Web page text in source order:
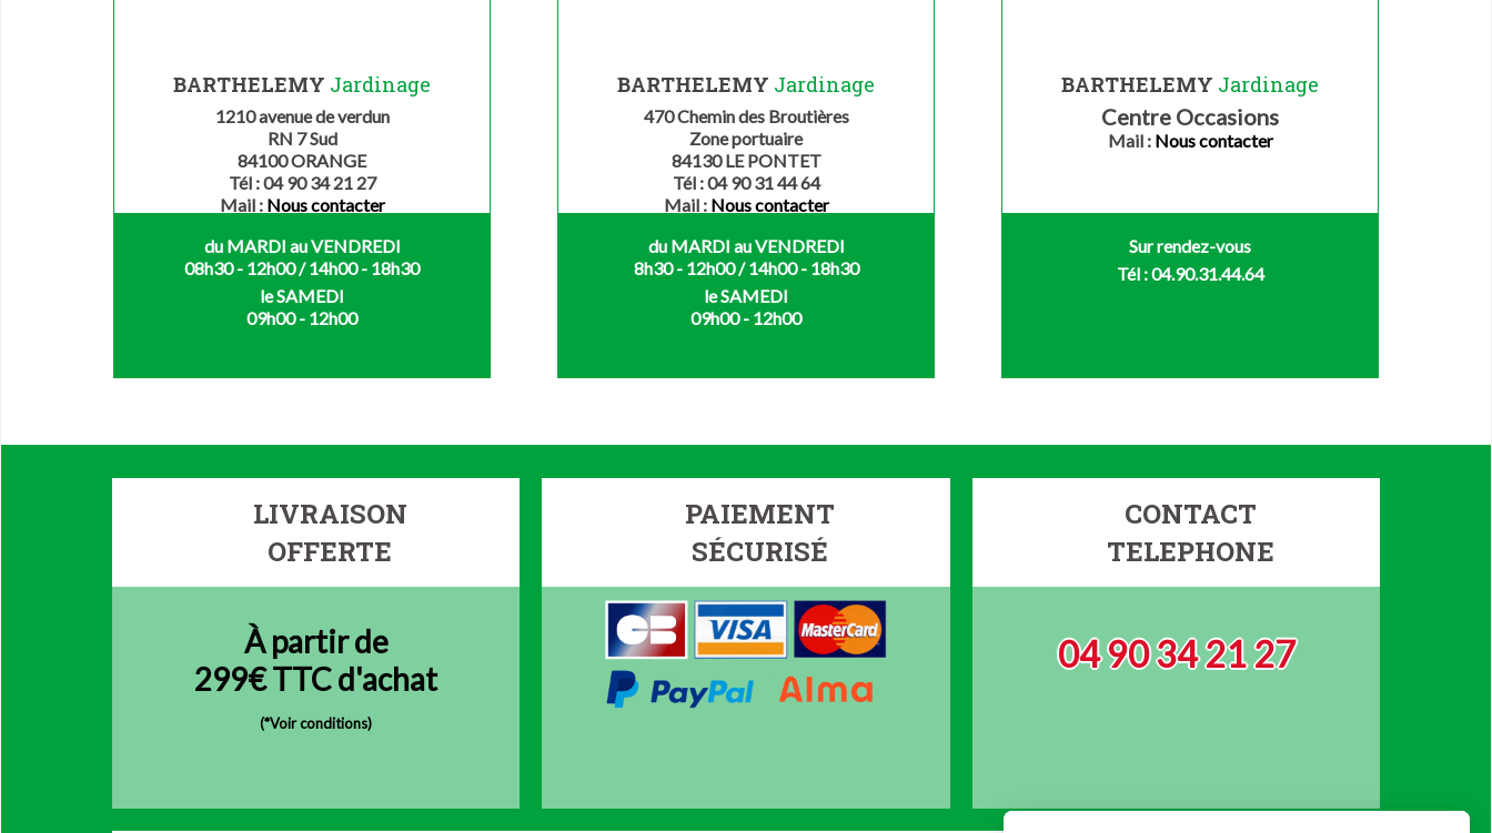
BARTHELEMY Jardinage
1210 avenue de verdun
RN 7 Sud
84100 ORANGE
Tél : 04 90 34 21 27
Mail : Nous contacter
du MARDI au VENDREDI
08h30 - 12h00 / 14h00 - 18h30
le SAMEDI
09h00 - 12h00
BARTHELEMY Jardinage
470 Chemin des Broutières
Zone portuaire
84130 LE PONTET
Tél : 04 90 31 44 64
Mail : Nous contacter
du MARDI au VENDREDI
8h30 - 12h00 / 14h00 - 18h30
le SAMEDI
09h00 - 12h00
BARTHELEMY Jardinage
Centre Occasions
Mail : Nous contacter
Sur rendez-vous
Tél : 04.90.31.44.64
LIVRAISON
OFFERTE
À partir de
299€ TTC d'achat
(*Voir conditions)
PAIEMENT
SÉCURISÉ
CONTACT
TELEPHONE
04 90 34 21 27